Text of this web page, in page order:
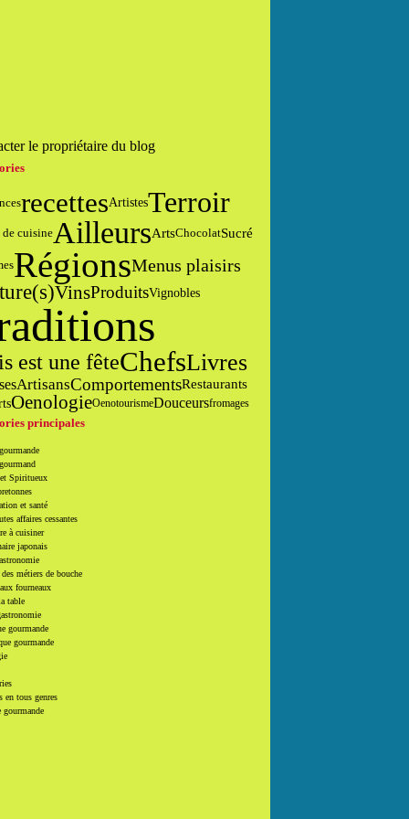
le propriétaire du blog
recettesArtistesTerroir
cuisineAilleursArtsChocolatSucré
RégionsMenus plaisirs
VinsProduitsVignobles
est une fêteChefsLivres
ArtisansComportementsRestaurants
OenologieOenotourismeDouceursfromages
principales
Spiritueux
et santé
affaires cessantes
à cuisiner
japonais
métiers de bouche
fourneaux
table
gourmande
gourmande
en tous genres
gourmande